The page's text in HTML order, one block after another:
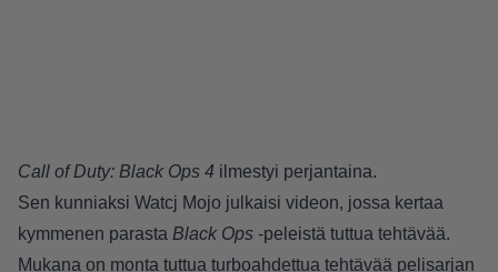
Call of Duty: Black Ops 4 ilmestyi perjantaina.
Sen kunniaksi Watcj Mojo julkaisi videon, jossa kertaa
kymmenen parasta Black Ops -peleistä tuttua tehtävää.
Mukana on monta tuttua turboahdettua tehtävää pelisarjan